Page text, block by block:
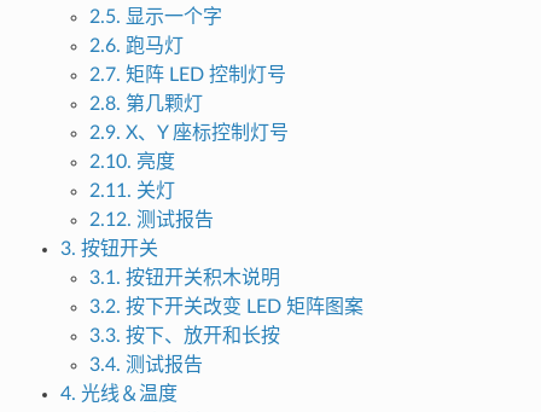
2.5. 显示一个字
2.6. 跑马灯
2.7. 矩阵 LED 控制灯号
2.8. 第几颗灯
2.9. X、Y 座标控制灯号
2.10. 亮度
2.11. 关灯
2.12. 测试报告
3. 按钮开关
3.1. 按钮开关积木说明
3.2. 按下开关改变 LED 矩阵图案
3.3. 按下、放开和长按
3.4. 测试报告
4. 光线＆温度